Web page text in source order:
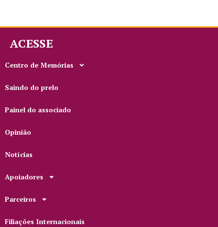
ACESSE
Centro de Memórias
Saindo do prelo
Painel do associado
Opinião
Notícias
Apoiadores
Parceiros
Filiações Internacionais